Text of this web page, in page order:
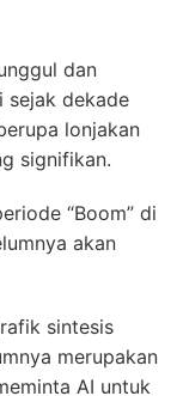
dan
sejak dekade
lonjakan
signifikan.
“Boom” di
akan
sintesis
merupakan
AI untuk